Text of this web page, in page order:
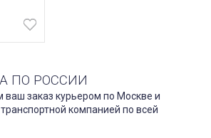
ПО РОССИИ
заказ курьером по Москве и
компанией по всей